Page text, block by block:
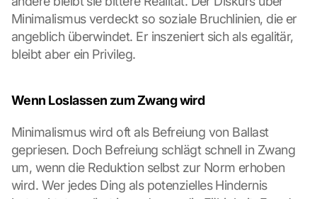
Minimalismus verdeckt so soziale Bruchlinien, die er
angeblich überwindet. Er inszeniert sich als egalitär,
bleibt aber ein Privileg.
Wenn Loslassen zum Zwang wird
Minimalismus wird oft als Befreiung von Ballast
gepriesen. Doch Befreiung schlägt schnell in Zwang
um, wenn die Reduktion selbst zur Norm erhoben
wird. Wer jedes Ding als potenzielles Hindernis